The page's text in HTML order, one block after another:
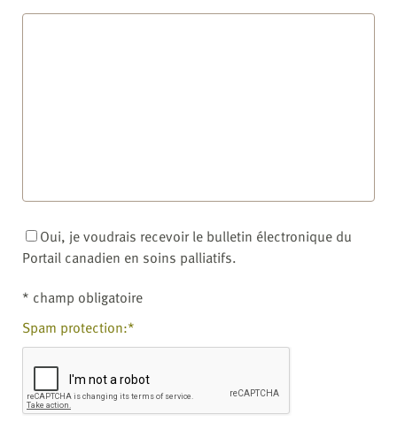
Oui, je voudrais recevoir le bulletin électronique du
Portail canadien en soins palliatifs.
* champ obligatoire
Spam protection:*